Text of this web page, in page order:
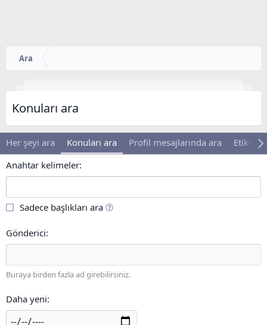
Ara
Konuları ara
Her şeyi ara Konuları ara Profil mesajlarında ara
Anahtar kelimeler
Sadece başlıkları ara
Gönderici
Buraya birden fazla ad girebilirsiniz.
Daha yeni